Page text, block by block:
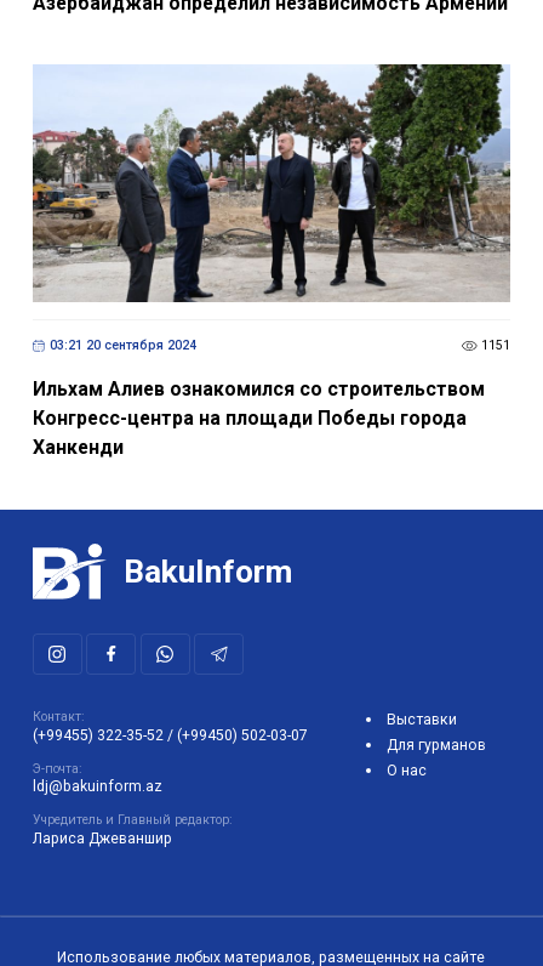
03:21 20 сентября 2024 1151
Ильхам Алиев ознакомился со строительством
Конгресс-центра на площади Победы города
Ханкенди
BakuInform
Контакт:
(+99455) 322-35-52 / (+99450) 502-03-07
Э-почта:
ldj@bakuinform.az
Учредитель и Главный редактор:
Лариса Джеваншир
Выставки
Для гурманов
О нас
Использование любых материалов, размещенных на сайте